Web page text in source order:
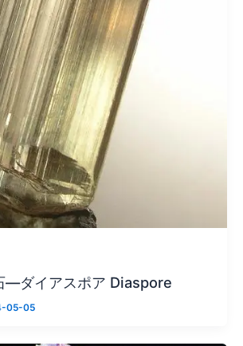
—ダイアスポア Diaspore
05-05